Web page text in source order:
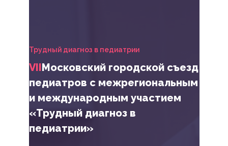
Трудный диагноз в педиатрии
VIIМосковский городской съезд
педиатров с межрегиональным
и международным участием
«Трудный диагноз в
педиатрии»